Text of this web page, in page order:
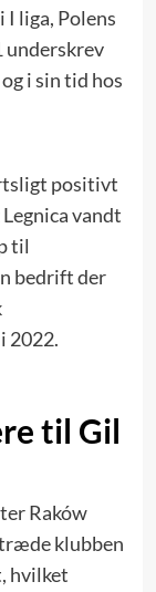
liga, Polens
i sin tid hos
positivt
vandt
til
bedrift der
2022.
til Gil
Raków
klubben
hvilket